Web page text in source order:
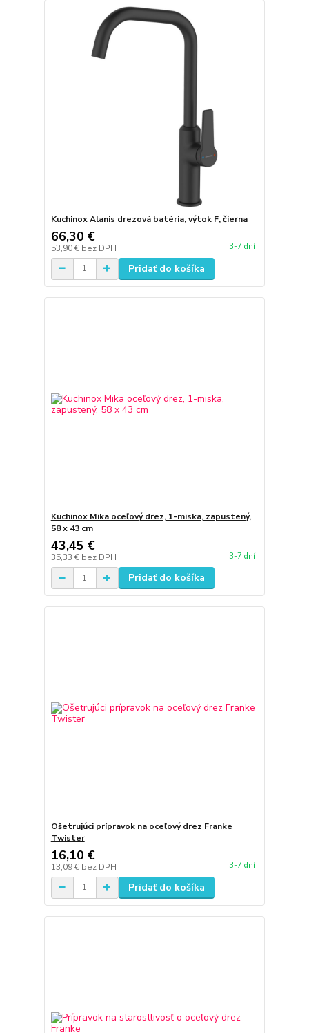
Kuchinox Alanis drezová batéria, výtok F, čierna
66,30 €
53,90 € bez DPH 3-7 dní
Pridať do košíka
Kuchinox Mika oceľový drez, 1-miska, zapustený,
58 x 43 cm
43,45 €
35,33 € bez DPH 3-7 dní
Pridať do košíka
Ošetrujúci prípravok na oceľový drez Franke
Twister
16,10 €
13,09 € bez DPH 3-7 dní
Pridať do košíka